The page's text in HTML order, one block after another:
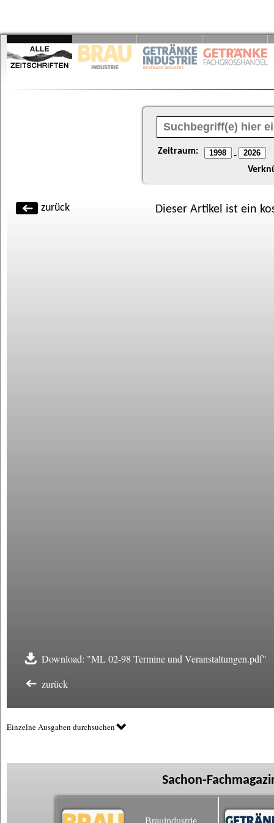
Zeitraum: -
zurück Dieser Artikel ist ein
Download: "ML 02-98 Termine und Veranstaltungen.pdf"
zurück
Einzelne Ausgaben durchsuchen
Sachon-
Brauindustrie